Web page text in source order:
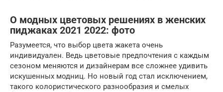
О модных цветовых решениях в женских
пиджаках 2021 2022: фото
Разумеется, что выбор цвета жакета очень
индивидуален. Ведь цветовые предпочтения с каждым
сезоном меняются и дизайнерам все сложнее удивить
искушенных модниц. Но новый год стал исключением,
такого колористического разнообразия и смелых